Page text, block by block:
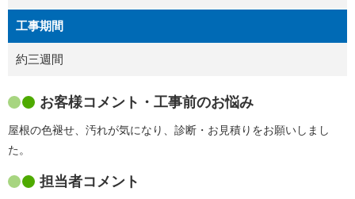
工事期間
約三週間
お客様コメント・工事前のお悩み
屋根の色褪せ、汚れが気になり、診断・お見積りをお願いしまし
た。
担当者コメント